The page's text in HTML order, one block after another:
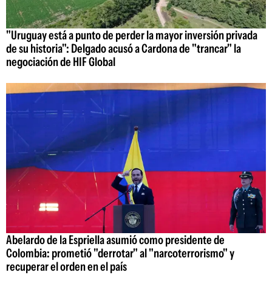
"Uruguay está a punto de perder la mayor inversión privada
de su historia": Delgado acusó a Cardona de "trancar" la
negociación de HIF Global
Abelardo de la Espriella asumió como presidente de
Colombia: prometió "derrotar" al "narcoterrorismo" y
recuperar el orden en el país